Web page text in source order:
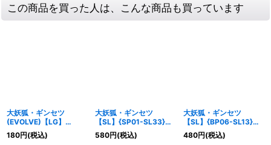
この商品を買った人は、こんな商品も買っています
大妖狐・ギンセツ
(EVOLVE)【LG】
{BP06-074}《ナイトメ
ア》
180円(税込)
大妖狐・ギンセツ
【SL】{SP01-SL33}
《ナイトメア》
580円(税込)
大妖狐・ギンセツ
【SL】{BP06-SL13}
《ナイトメア》
480円(税込)